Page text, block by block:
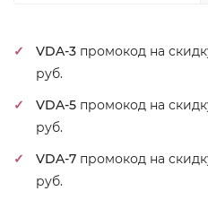
VDA-3 промокод на
руб.
VDA-5 промокод на
руб.
VDA-7 промокод на
руб.